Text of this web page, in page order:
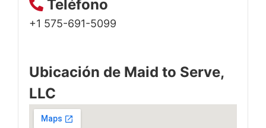
Teléfono
+1 575-691-5099
Ubicación de Maid to Serve,
LLC